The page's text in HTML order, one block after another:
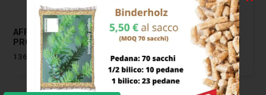
AFFILACATENE ELETTRICO
PROFESSIONAL
136,00 €
BACCHIATORE OLIVE
BATTERIA GIULIVO 4YOU
334,00€